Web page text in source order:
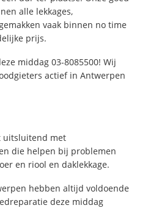
alle lekkages,
vaak binnen no time
prijs.
middag 03-8085500! Wij
actief in Antwerpen
uitsluitend met
die helpen bij problemen
en riool en daklekkage.
hebben altijd voldoende
deze middag